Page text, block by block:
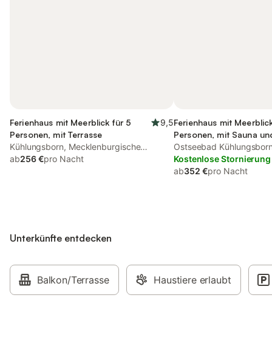
Ferienhaus mit Meerblick für 5
Personen, mit Terrasse
9,5
Kühlungsborn, Mecklenburgische
Ostseeküste
ab256 €pro Nacht
Ferienhaus mit
Personen, mit Sauna
mit Haustier
Ostseebad
Kostenlose Stornierung
ab352 €pro Nacht
Unterkünfte entdecken
Balkon/Terrasse Haustiere erlaubt